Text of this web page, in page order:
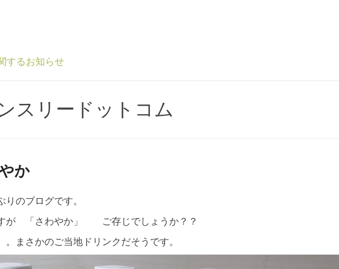
するお知らせ
スリードットコム
か
りのブログです。
が 「さわやか」 ご存じでしょうか？？
。まさかのご当地ドリンクだそうです。